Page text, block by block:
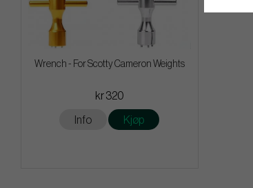
Wrench - For Scotty Cameron Weights
kr 320
Info Kjøp